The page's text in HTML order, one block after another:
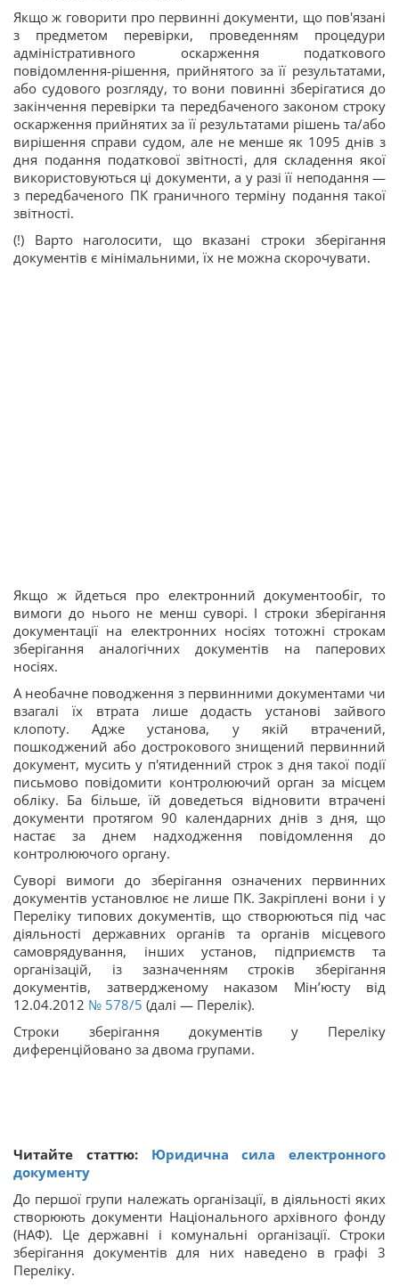
Якщо ж говорити про первинні документи, що пов'язані
з предметом перевірки, проведенням процедури
адміністративного оскарження податкового
повідомлення-рішення, прийнятого за її результатами,
або судового розгляду, то вони повинні зберігатися до
закінчення перевірки та передбаченого законом строку
оскарження прийнятих за її результатами рішень та/або
вирішення справи судом, але не менше як 1095 днів з
дня подання податкової звітності, для складення якої
використовуються ці документи, а у разі її неподання —
з передбаченого ПК граничного терміну подання такої
звітності.
(!) Варто наголосити, що вказані строки зберігання
документів є мінімальними, їх не можна скорочувати.
Якщо ж йдеться про електронний документообіг, то
вимоги до нього не менш суворі. І строки зберігання
документації на електронних носіях тотожні строкам
зберігання аналогічних документів на паперових
носіях.
А необачне поводження з первинними документами чи
взагалі їх втрата лише додасть установі зайвого
клопоту. Адже установа, у якій втрачений,
пошкоджений або дострокового знищений первинний
документ, мусить у п'ятиденний строк з дня такої події
письмово повідомити контролюючий орган за місцем
обліку. Ба більше, їй доведеться відновити втрачені
документи протягом 90 календарних днів з дня, що
настає за днем надходження повідомлення до
контролюючого органу.
Суворі вимоги до зберігання означених первинних
документів установлює не лише ПК. Закріплені вони і у
Переліку типових документів, що створюються під час
діяльності державних органів та органів місцевого
самоврядування, інших установ, підприємств та
організацій, із зазначенням строків зберігання
документів, затвердженому наказом Мін’юсту від
12.04.2012 № 578/5 (далі — Перелік).
Строки зберігання документів у Переліку
диференційовано за двома групами.
Читайте статтю: Юридична сила електронного
документу
До першої групи належать організації, в діяльності яких
створюють документи Національного архівного фонду
(НАФ). Це державні і комунальні організації. Строки
зберігання документів для них наведено в графі 3
Переліку.